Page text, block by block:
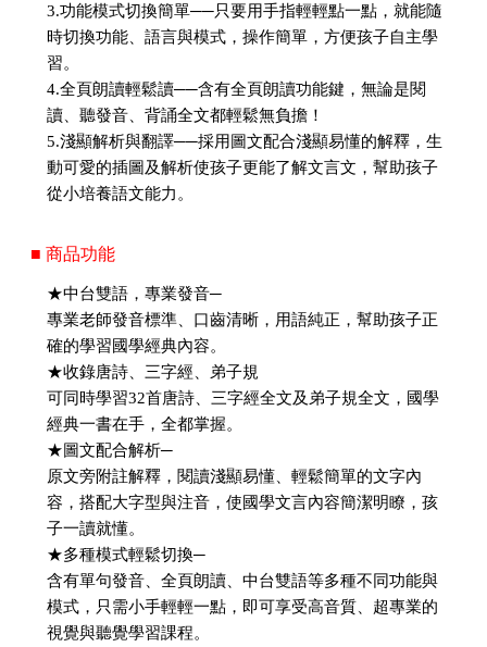
3.功能模式切換簡單──只要用手指輕輕點一點，就能隨
時切換功能、語言與模式，操作簡單，方便孩子自主學
習。
4.全頁朗讀輕鬆讀──含有全頁朗讀功能鍵，無論是閱
讀、聽發音、背誦全文都輕鬆無負擔！
5.淺顯解析與翻譯──採用圖文配合淺顯易懂的解釋，生
動可愛的插圖及解析使孩子更能了解文言文，幫助孩子
從小培養語文能力。
■ 商品功能
★中台雙語，專業發音─
專業老師發音標準、口齒清晰，用語純正，幫助孩子正
確的學習國學經典內容。
★收錄唐詩、三字經、弟子規
可同時學習32首唐詩、三字經全文及弟子規全文，國學
經典一書在手，全都掌握。
★圖文配合解析─
原文旁附註解釋，閱讀淺顯易懂、輕鬆簡單的文字內
容，搭配大字型與注音，使國學文言內容簡潔明瞭，孩
子一讀就懂。
★多種模式輕鬆切換─
含有單句發音、全頁朗讀、中台雙語等多種不同功能與
模式，只需小手輕輕一點，即可享受高音質、超專業的
視覺與聽覺學習課程。